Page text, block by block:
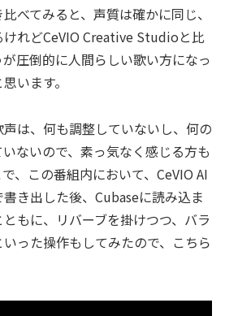
べてみると、声質は確かに同じ、
けれどCeVIO Creative Studioと比
圧倒的に人間らしい歌い方になっ
います。
は、何も調整していないし、何の
ないので、素っ気なく感じる方も
、この番組内において、CeVIO AI
き出した後、Cubaseに読み込ま
もに、リバーブを掛けつつ、バラ
った操作もしてみたので、こちら